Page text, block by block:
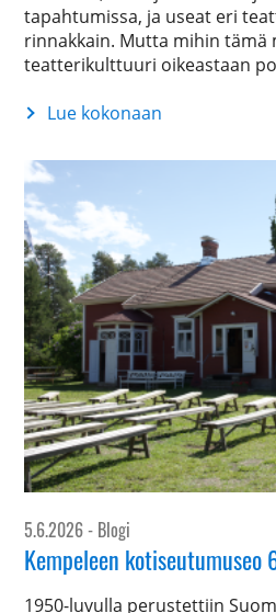
tapahtumissa, ja useat eri
rinnakkain. Mutta mihin tämä
teatterikulttuuri oikeastaan
Lue kokonaan
Kempeleen
1984-
2000
5.6.2026- Blogi
Kempeleen kotiseutumuseo
1950-luvulla perustettiin